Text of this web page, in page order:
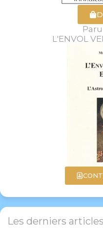
L'ENVOL
Les derniers articles